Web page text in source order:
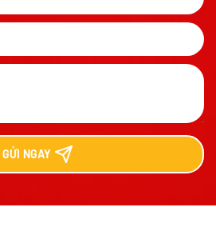
GỬI NGAY